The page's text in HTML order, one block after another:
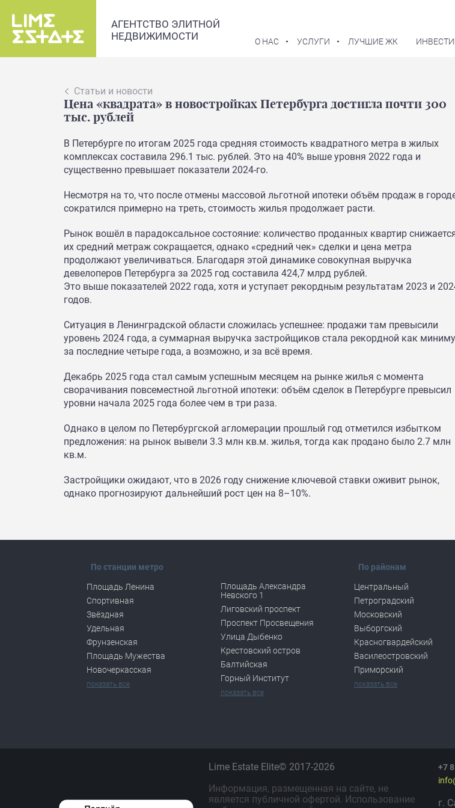
АГЕНТСТВО ЭЛИТНОЙ
НЕДВИЖИМОСТИ
О НАС УСЛУГИ ЛУЧШИЕ ЖК
Статьи и новости
Цена «квадрата» в новостройках Петербурга достигла почти 300
тыс. рублей
В Петербурге по итогам 2025 года средняя стоимость квадратного метра в жилых
комплексах составила 296.1 тыс. рублей. Это на 40% выше уровня 2022 года и
существенно превышает показатели 2024-го.
Несмотря на то, что после отмены массовой льготной ипотеки объём продаж в
сократился примерно на треть, стоимость жилья продолжает расти.
Рынок вошёл в парадоксальное состояние: количество проданных квартир
их средний метраж сокращается, однако «средний чек» сделки и цена метра
продолжают увеличиваться. Благодаря этой динамике совокупная выручка
девелоперов Петербурга за 2025 год составила 424,7 млрд рублей.
Это выше показателей 2022 года, хотя и уступает рекордным результатам 2023 и
годов.
Ситуация в Ленинградской области сложилась успешнее: продажи там превысили
уровень 2024 года, а суммарная выручка застройщиков стала рекордной как
за последние четыре года, а возможно, и за всё время.
Декабрь 2025 года стал самым успешным месяцем на рынке жилья с момента
сворачивания повсеместной льготной ипотеки: объём сделок в Петербурге превысил
уровни начала 2025 года более чем в три раза.
Однако в целом по Петербургской агломерации прошлый год отметился избытком
предложения: на рынок вывели 3.3 млн кв.м. жилья, тогда как продано было 2.7 млн
кв.м.
Застройщики ожидают, что в 2026 году снижение ключевой ставки оживит рынок,
однако прогнозируют дальнейший рост цен на 8–10%.
По станции метро
Площадь Ленина
Спортивная
Звёздная
Удельная
Фрунзенская
Площадь Мужества
Новочеркасская
показать все
Площадь Александра
Невского 1
Лиговский проспект
Проспект Просвещения
Улица Дыбенко
Крестовский остров
Балтийская
Горный Институт
показать все
По районам
Центральный
Петроградский
Московский
Выборгский
Красногвардейский
Василеостровский
Приморский
показать все
Lime Estate Elite© 2017-2026
Информация, размещенная на сайте, не
является публичной офертой. Использование
+7
г.